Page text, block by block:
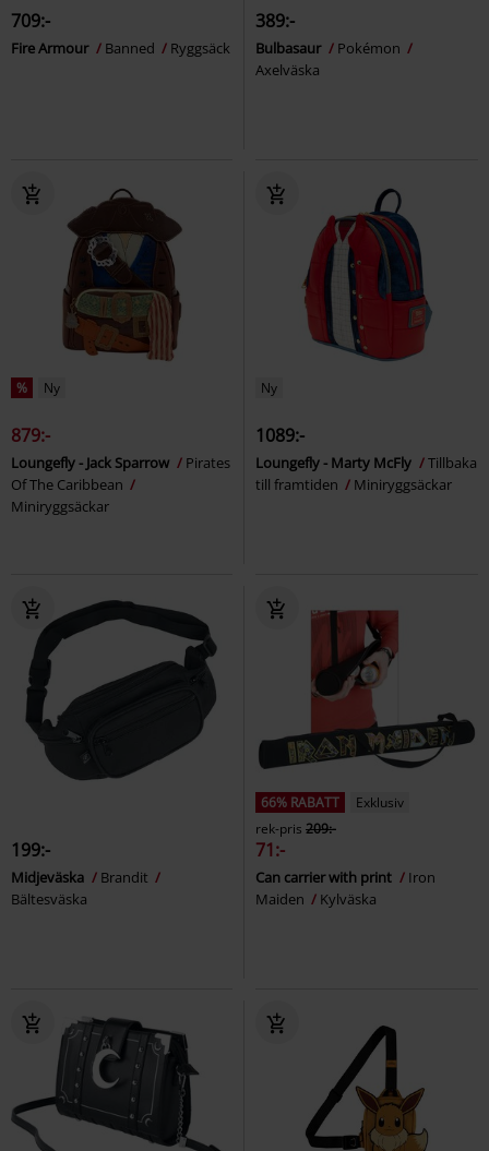
709:-
Fire Armour Banned Ryggsäck
389:-
Bulbasaur
Pokémon
Axelväska
% Ny
879:-
Loungefly - Jack Sparrow
Pirates
Of The Caribbean
Miniryggsäckar
Ny
1089:-
Loungefly - Marty McFly
Tillbaka
till framtiden
Miniryggsäckar
199:-
Midjeväska
Brandit
Bältesväska
66% RABATT
Exklusiv
rek-pris 209:-
71:-
Can carrier with print
Iron
Maiden
Kylväska